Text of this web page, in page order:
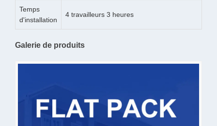
Temps
d'installation
4 travailleurs 3 heures
Galerie de produits